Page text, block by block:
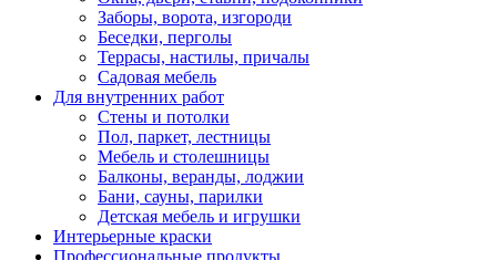
Заборы, ворота, изгороди
Беседки, перголы
Террасы, настилы, причалы
Садовая мебель
Для внутренних работ
Стены и потолки
Пол, паркет, лестницы
Мебель и столешницы
Балконы, веранды, лоджии
Бани, сауны, парилки
Детская мебель и игрушки
Интерьерные краски
Профессиональные продукты